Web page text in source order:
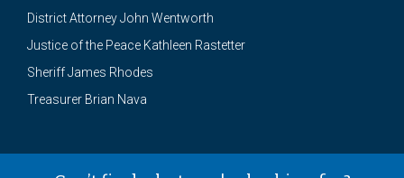
District Attorney John Wentworth
Justice of the Peace Kathleen Rastetter
Sheriff James Rhodes
Treasurer Brian Nava